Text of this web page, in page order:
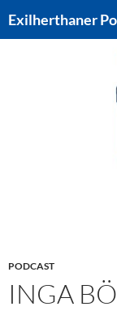
Inhalt
Exilherthaner
PODCAST
INGA